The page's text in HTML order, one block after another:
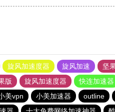
旋风加速度器 旋风加速 坚
版
旋风加速度器 快连加速器
美vpn 小美加速器 outline